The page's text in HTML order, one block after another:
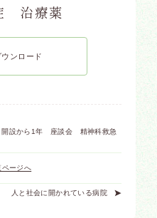
治療薬
ンロード
開設から1年 座談会 精神科救急
ページへ
人と社会に開かれている病院